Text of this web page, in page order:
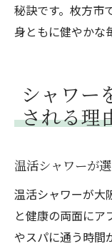
秘訣です。枚方市
身ともに健やかな
シャワー
される理
温活シャワーが
温活シャワーが大
と健康の両面にア
やスパに通う時間